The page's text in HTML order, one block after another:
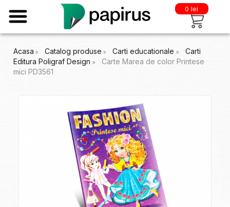
0 lei
Acasa Catalog produse Carti educationale
Carti
Editura Poligraf Design
Carte Marea de color Printese
mici PD3561